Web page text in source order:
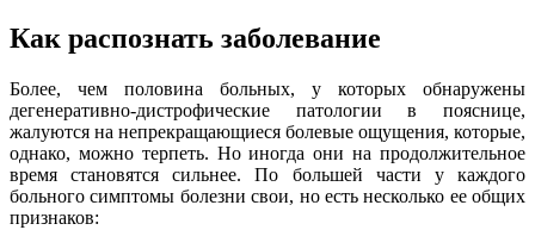
Как распознать заболевание
Более, чем половина больных, у которых обнаружены
дегенеративно-дистрофические патологии в пояснице,
жалуются на непрекращающиеся болевые ощущения, которые,
однако, можно терпеть. Но иногда они на продолжительное
время становятся сильнее. По большей части у каждого
больного симптомы болезни свои, но есть несколько ее общих
признаков: